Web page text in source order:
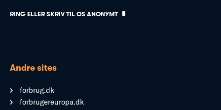
RING ELLER SKRIV TIL OS ANONYMT
Andre sites
forbrug.dk
forbrugereuropa.dk